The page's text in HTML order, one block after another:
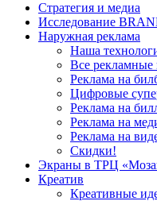
Стратегия и медиа
Исследование
Наружная реклама
Наша
Все рекламные
Реклама на
Цифровые
Реклама на
Реклама на
Реклама на
Скидки!
Экраны в ТРЦ
Креатив
Креативные